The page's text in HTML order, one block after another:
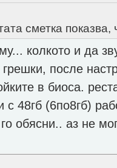
сметка
колкото и да
грешки, после
в биоса.
с 48гб (6по8гб)
обясни.. аз не